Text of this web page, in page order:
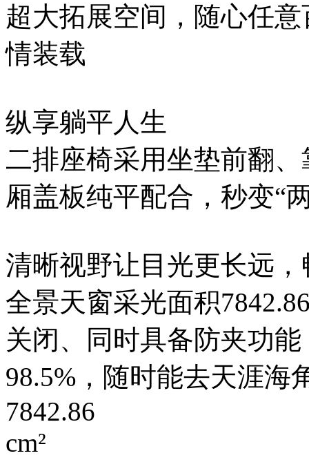
超大拓展空间，随心任
情装载
纵享躺平人生
二排座椅采用坐垫前翻
厢盖板纯平配合，秒变“
清晰视野让目光更长远
全景天窗采光面积
关闭、同时具备防夹功
98.5%，随时能去天涯
7842.86
cm²